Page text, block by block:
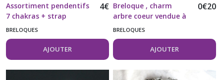
Assortiment pendentifs
7 chakras + strap
4€
BRELOQUES
AJOUTER
Breloque , charm
arbre coeur vendue à
l'unité
0€20
BRELOQUES
AJOUTER